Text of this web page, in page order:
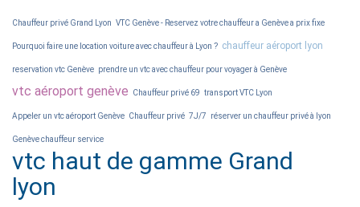
Chauffeur privé Grand Lyon VTC Genève - Reservez votre chauffeur a Genève a prix fixe
Pourquoi faire une location voiture avec chauffeur à Lyon ? chauffeur aéroport lyon
reservation vtc Genève prendre un vtc avec chauffeur pour voyager à Genève
vtc aéroport genève Chauffeur privé 69 transport VTC Lyon
Appeler un vtc aéroport Genève Chauffeur privé 7J/7 réserver un chauffeur privé à lyon
Genève chauffeur service
vtc haut de gamme Grand
lyon